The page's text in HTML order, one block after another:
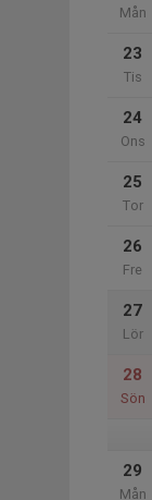
Mån
23
Tis
24
Ons
25
Tor
26
Fre
27
Lör
28
Sön
29
Mån